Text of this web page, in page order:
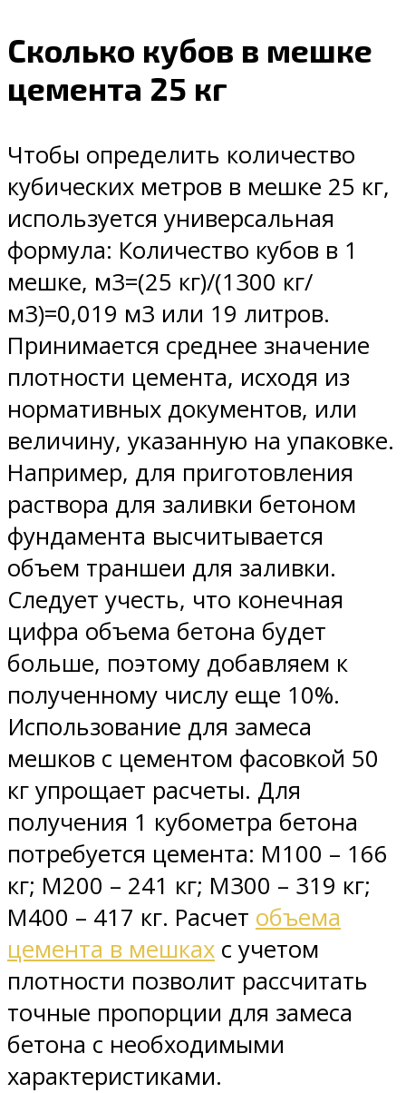
Сколько кубов в мешке
цемента 25 кг
Чтобы определить количество
кубических метров в мешке 25 кг,
используется универсальная
формула: Количество кубов в 1
мешке, м3=(25 кг)/(1300 кг/
м3)=0,019 м3 или 19 литров.
Принимается среднее значение
плотности цемента, исходя из
нормативных документов, или
величину, указанную на упаковке.
Например, для приготовления
раствора для заливки бетоном
фундамента высчитывается
объем траншеи для заливки.
Следует учесть, что конечная
цифра объема бетона будет
больше, поэтому добавляем к
полученному числу еще 10%.
Использование для замеса
мешков с цементом фасовкой 50
кг упрощает расчеты. Для
получения 1 кубометра бетона
потребуется цемента: М100 – 166
кг; М200 – 241 кг; М300 – 319 кг;
М400 – 417 кг. Расчет объема
цемента в мешках с учетом
плотности позволит рассчитать
точные пропорции для замеса
бетона с необходимыми
характеристиками.